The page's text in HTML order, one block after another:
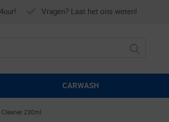
Vragen? Laat het ons weten!
CARWASH
230ml